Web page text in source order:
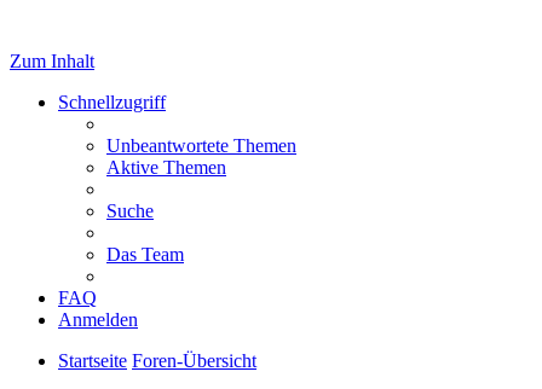
Zum Inhalt
Schnellzugriff
Unbeantwortete Themen
Aktive Themen
Suche
Das Team
FAQ
Anmelden
Startseite Foren-Übersicht